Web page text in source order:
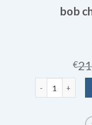
bob
€